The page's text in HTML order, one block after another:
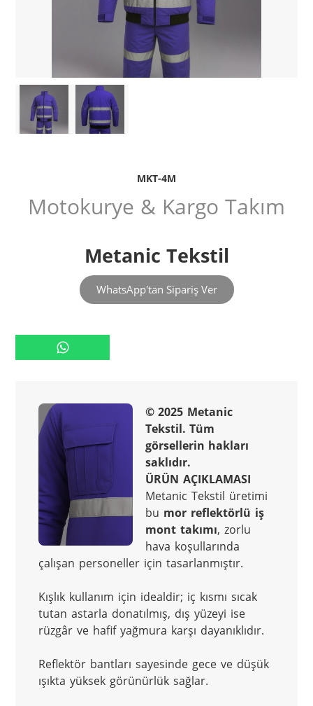
MKT-4M
Motokurye & Kargo Takım
Metanic Tekstil
WhatsApp'tan Sipariş Ver
© 2025 Metanic
Tekstil. Tüm
görsellerin hakları
saklıdır.
ÜRÜN AÇIKLAMASI
Metanic Tekstil üretimi
bu mor reflektörlü iş
mont takımı, zorlu
hava koşullarında
çalışan personeller için tasarlanmıştır.
Kışlık kullanım için idealdir; iç kısmı sıcak
tutan astarla donatılmış, dış yüzeyi ise
rüzgâr ve hafif yağmura karşı dayanıklıdır.
Reflektör bantları sayesinde gece ve düşük
ışıkta yüksek görünürlük sağlar.